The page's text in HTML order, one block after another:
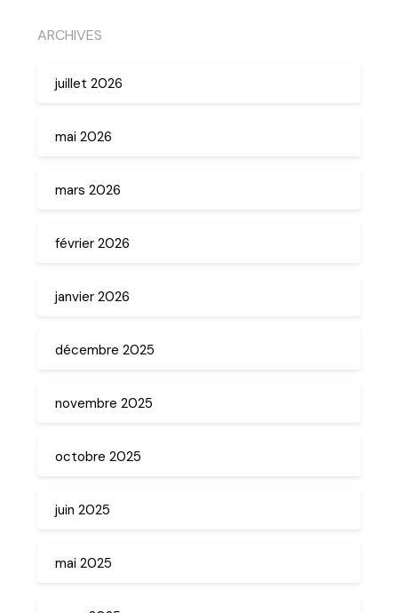
ARCHIVES
juillet 2026
mai 2026
mars 2026
février 2026
janvier 2026
décembre 2025
novembre 2025
octobre 2025
juin 2025
mai 2025